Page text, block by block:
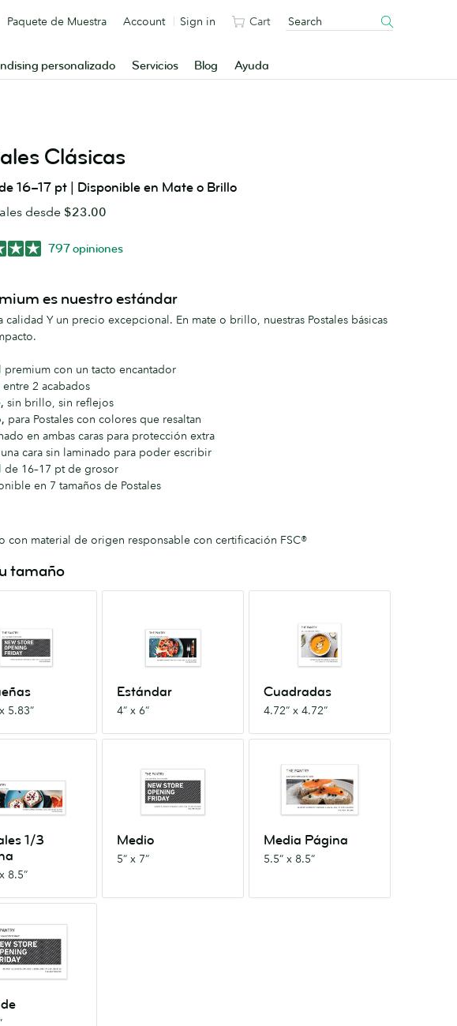
personalizado Servicios Blog Ayuda
Paquete de Muestra Account Sign in Cart
Clásicas
16–17 pt | Disponible en Mate o Brillo
desde $23.00
797 opiniones
es nuestro estándar
calidad Y un precio excepcional. En mate o brillo, nuestras Postales básicas
premium con un tacto encantador
entre 2 acabados
sin brillo, sin reflejos
para Postales con colores que resaltan
en ambas caras para protección extra
cara sin laminado para poder escribir
de 16–17 pt de grosor
en 7 tamaños de Postales
con material de origen responsable con certificación FSC®
tamaño
5.83”
Estándar
4” x 6”
Cuadradas
4.72” x 4.72”
1/3
8.5”
Medio
5” x 7”
Media Página
5.5” x 8.5”
Página